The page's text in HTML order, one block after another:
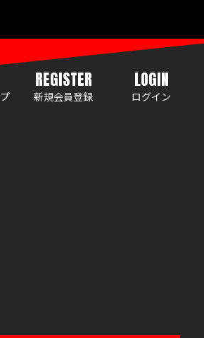
REGISTER
新規会員登録
LOGIN
ログイン